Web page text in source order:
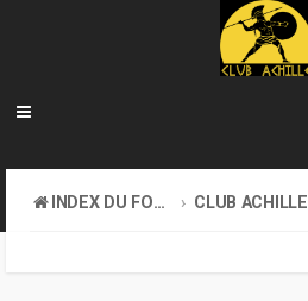
INDEX DU FORUM CLUB ACHILLE